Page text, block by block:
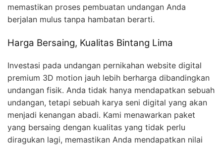
memastikan proses pembuatan undangan Anda
berjalan mulus tanpa hambatan berarti.
Harga Bersaing, Kualitas Bintang Lima
Investasi pada undangan pernikahan website digital
premium 3D motion jauh lebih berharga dibandingkan
undangan fisik. Anda tidak hanya mendapatkan sebuah
undangan, tetapi sebuah karya seni digital yang akan
menjadi kenangan abadi. Kami menawarkan paket
yang bersaing dengan kualitas yang tidak perlu
diragukan lagi, memastikan Anda mendapatkan nilai